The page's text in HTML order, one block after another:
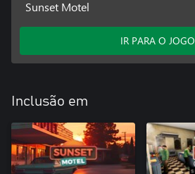
Sunset Motel
IR PARA O JOGO
Inclusão em